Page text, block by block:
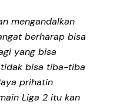
mengandalkan
berharap bisa
yang bisa
bisa tiba-tiba
prihatin
Liga 2 itu kan